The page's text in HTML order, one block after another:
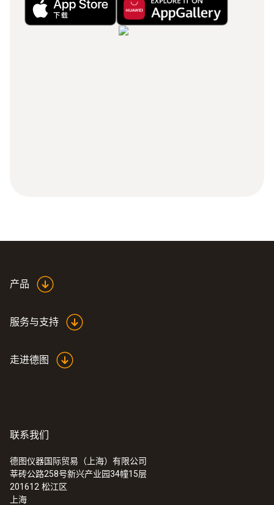
产品
服务与支持
走进德图
联系我们
德图仪器国际贸易（上海）有限公司
莘砖公路258号新兴产业园34幢15层
201612 松江区
上海